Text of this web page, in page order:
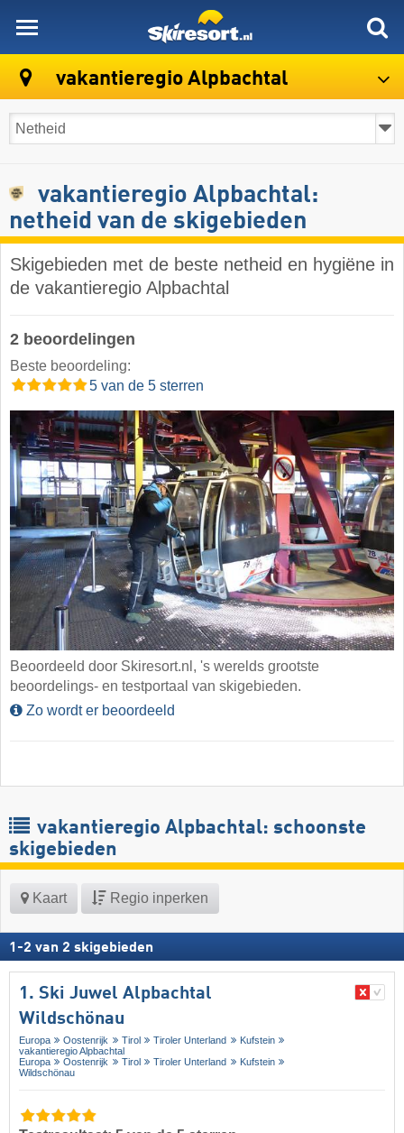
vakantieregio Alpbachtal
vakantieregio Alpbachtal:
netheid van de skigebieden
Skigebieden met de beste netheid en hygiëne in
de vakantieregio Alpbachtal
2 beoordelingen
Beste beoordeling:
5 van de 5 sterren
Beoordeeld door Skiresort.nl, 's werelds grootste
beoordelings- en testportaal van skigebieden.
Zo wordt er beoordeeld
vakantieregio Alpbachtal: schoonste
skigebieden
Kaart Regio inperken
1 -2 van 2 skigebieden
1. Ski Juwel Alpbachtal
Wildschönau
Europa Oostenrijk Tirol Tiroler Unterland
Kufstein
vakantieregio Alpbachtal
Europa
Oostenrijk Tirol Tiroler Unterland
Kufstein
Wildschönau